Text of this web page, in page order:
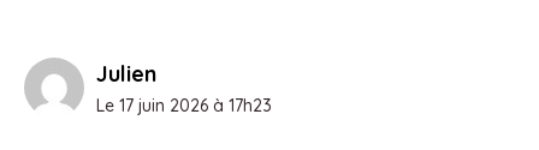
Julien
Le 17 juin 2026 à 17h23